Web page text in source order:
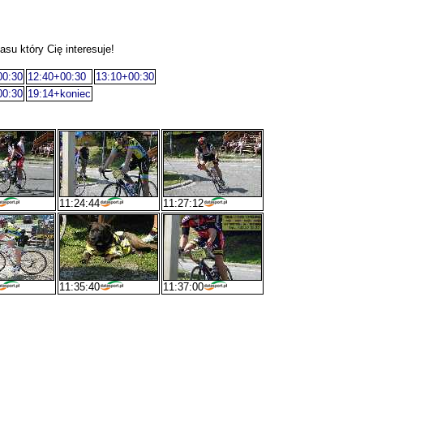
który Cię interesuje!
12:40+00:30
13:10+00:30
19:14+koniec
11:24:44 11:27:12
11:35:40 11:37:00